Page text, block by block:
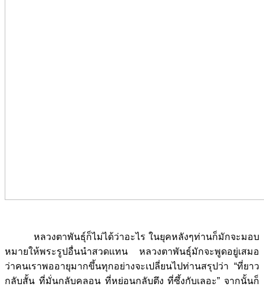
หลวงตาพันธุ์ก็ไม่ได้ว่าอะไร ในยุคหลังๆท่านก็มักจะมอบ
หมายให้พระรูปอื่นนำสวดแทน หลวงตาพันธุ์มักจะพูดอยู่เสมอ
ว่าคนเราพออายุมากขึ้นทุกอย่างจะเปลี่ยนไปท่านสรุปว่า “ที่ยาว
กลับสั้น ที่มั่นกลับคลอน ที่หย่อนกลับตึง ที่ซึ้งกับเลอะ” จากนั้นก็